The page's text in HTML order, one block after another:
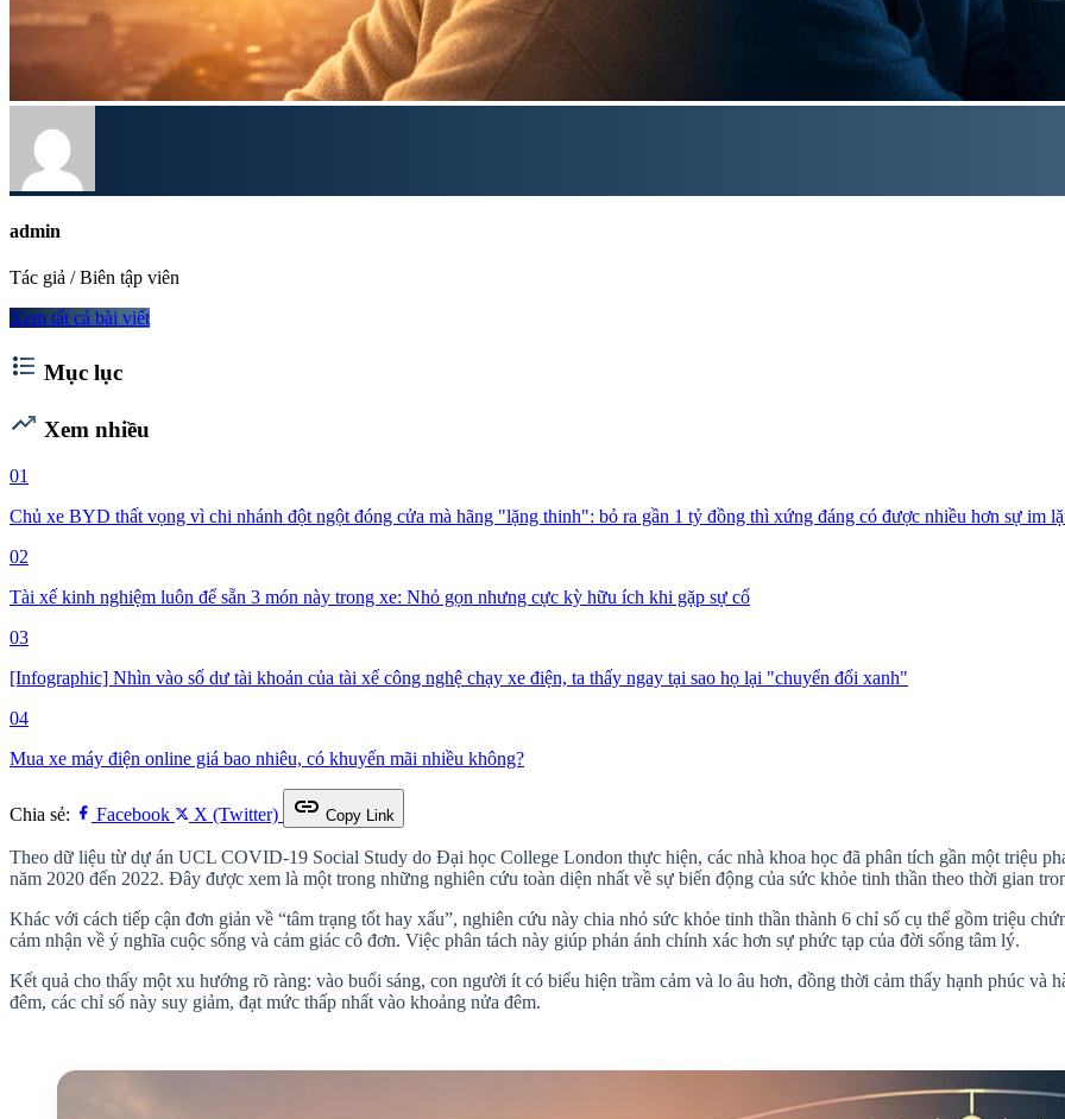
admin
Tác giả / Biên tập viên
Xem tất cả bài viết
format_list_bulleted Mục lục
trending_up Xem nhiều
01
Chủ xe BYD thất vọng vì chi nhánh đột ngột đóng cửa mà hãng "lặng thinh": bỏ ra gần 1 tỷ đồng thì xứng đáng có được nhiều hơn sự im
02
Tài xế kinh nghiệm luôn để sẵn 3 món này trong xe: Nhỏ gọn nhưng cực kỳ hữu ích khi gặp sự cố
03
[Infographic] Nhìn vào số dư tài khoản của tài xế công nghệ chạy xe điện, ta thấy ngay tại sao họ lại "chuyển đổi xanh"
04
Mua xe máy điện online giá bao nhiêu, có khuyến mãi nhiều không?
Chia sẻ: Facebook X (Twitter) link Copy Link
Theo dữ liệu từ dự án UCL COVID-19 Social Study do Đại học College London thực hiện, các nhà khoa học đã phân tích gần một triệu
năm 2020 đến 2022. Đây được xem là một trong những nghiên cứu toàn diện nhất về sự biến động của sức khỏe tinh thần theo thời gian
Khác với cách tiếp cận đơn giản về “tâm trạng tốt hay xấu”, nghiên cứu này chia nhỏ sức khỏe tinh thần thành 6 chỉ số cụ thể gồm triệu
cảm nhận về ý nghĩa cuộc sống và cảm giác cô đơn. Việc phân tách này giúp phản ánh chính xác hơn sự phức tạp của đời sống tâm lý.
Kết quả cho thấy một xu hướng rõ ràng: vào buổi sáng, con người ít có biểu hiện trầm cảm và lo âu hơn, đồng thời cảm thấy hạnh phúc
đêm, các chỉ số này suy giảm, đạt mức thấp nhất vào khoảng nửa đêm.